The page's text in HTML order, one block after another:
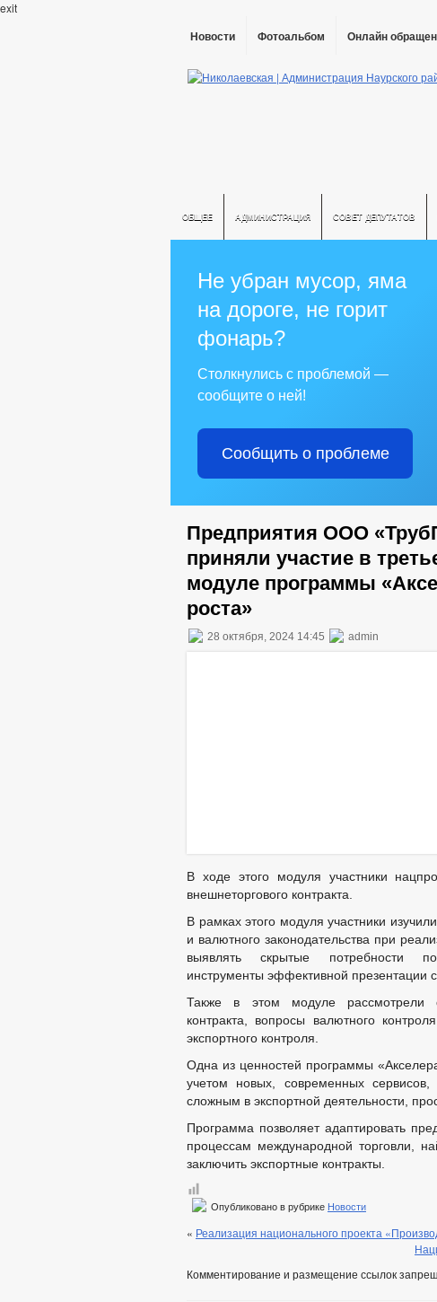
exit
Новости Фотоальбом Онлайн
ОБЩЕЕ АДМИНИСТРАЦИЯ СОВЕТ ДЕПУТАТОВ
Не убран мусор, яма
на дороге, не горит
фонарь?
Столкнулись с проблемой —
сообщите о ней!
Сообщить о проблеме
Предприятия ООО
приняли участие в
модуле программы
роста»
28 октября, 2024 14:45 admin
В ходе этого модуля участники
внешнеторгового контракта.
В рамках этого модуля участники
и валютного законодательства при
выявлять скрытые потребности
инструменты эффективной презентации
Также в этом модуле рассмотрели
контракта, вопросы валютного
экспортного контроля.
Одна из ценностей программы
учетом новых, современных
сложным в экспортной деятельности,
Программа позволяет адаптировать
процессам международной торговли,
заключить экспортные контракты.
Опубликовано в рубрике Новости
« Реализация национального проекта
Комментирование и размещение ссылок